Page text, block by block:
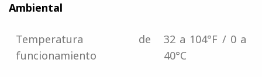
Ambiental
Temperatura de
funcionamiento
32 a 104°F / 0 a
40°C